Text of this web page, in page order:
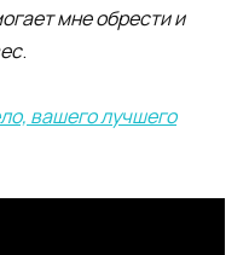
мне обрести и
.
вашего лучшего